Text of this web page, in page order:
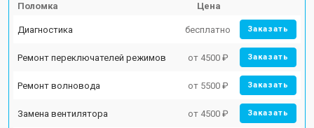
Поломка Цена
Диагностика бесплатно Заказать
Ремонт переключателей режимов от 4500 ₽ Заказать
Ремонт волновода от 5500 ₽ Заказать
Замена вентилятора от 4500 ₽ Заказать